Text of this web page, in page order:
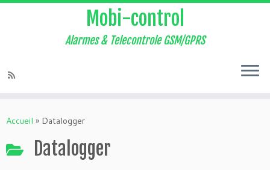
au
Mobi-control
Alarmes & Telecontrole GSM/GPRS
Accueil » Datalogger
Datalogger